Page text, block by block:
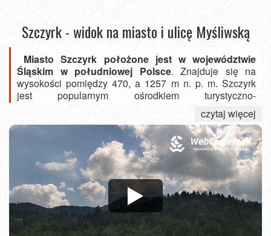
Szczyrk - widok na miasto i ulicę Myśliwską
Miasto Szczyrk położone jest w województwie
Śląskim w południowej Polsce. Znajduje się na
wysokości pomiędzy 470, a 1257 m n. p. m. Szczyrk
jest popularnym ośrodkiem turystyczno-
wypoczynkowym, zwłaszcza w sezonie zimowym, gdyż
znajdują się tu duże ośrodki narciarskie, takie jak:
Szczyrk Mountain Resort,Beskid Sport Arena,
Kompleks Skoczni narciarskich Skalite,Centralny
Ośrodek SportuczyBiały Krzyż na Przełęczy
Salmopolskiej.
W Szczyrku znajdziemy też wiele szlaków
turystycznych, zarówno pieszych jak i rowerowych,
które umożliwiają aktywny wypoczynek w górach. W
ostatnim czasie miasto postawiło na rozwój
infrastruktury turystycznej. Pojawiło się wiele nowych
czytaj więcej